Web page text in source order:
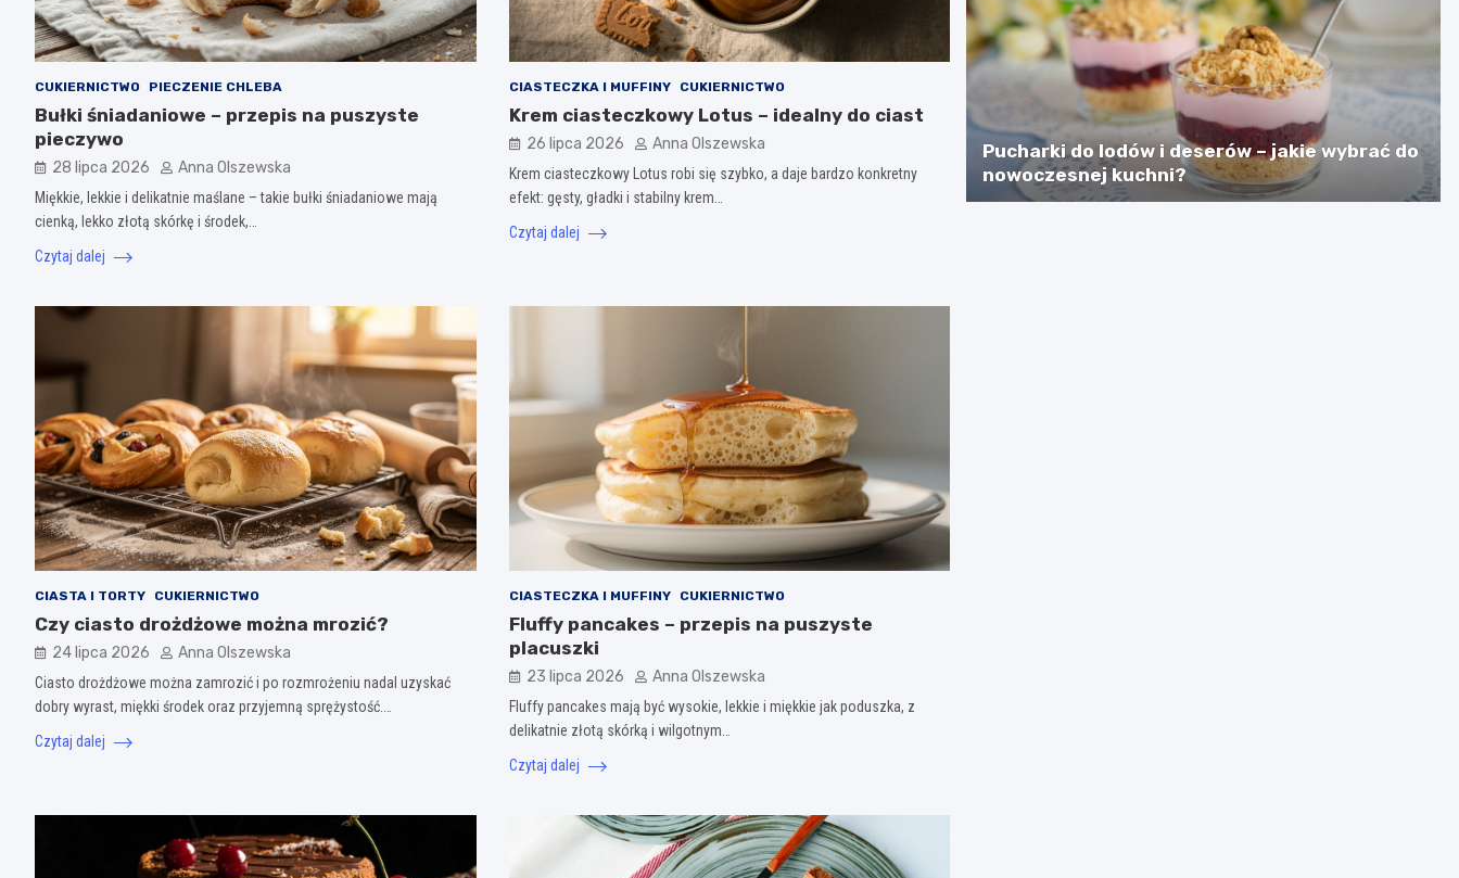
CUKIERNICTWO PIECZENIE CHLEBA
Bułki śniadaniowe – przepis na puszyste
pieczywo
28 lipca 2026 Anna Olszewska
Miękkie, lekkie i delikatnie maślane – takie bułki śniadaniowe mają
cienką, lekko złotą skórkę i środek,…
Czytaj dalej
CIASTECZKA I MUFFINY CUKIERNICTWO
Krem ciasteczkowy Lotus – idealny do ciast
26 lipca 2026 Anna Olszewska
Krem ciasteczkowy Lotus robi się szybko, a daje bardzo konkretny
efekt: gęsty, gładki i stabilny krem…
Czytaj dalej
CIASTA I TORTY CUKIERNICTWO
Czy ciasto drożdżowe można mrozić?
24 lipca 2026 Anna Olszewska
Ciasto drożdżowe można zamrozić i po rozmrożeniu nadal uzyskać
dobry wyrast, miękki środek oraz przyjemną sprężystość.…
Czytaj dalej
CIASTECZKA I MUFFINY CUKIERNICTWO
Fluffy pancakes – przepis na puszyste
placuszki
23 lipca 2026 Anna Olszewska
Fluffy pancakes mają być wysokie, lekkie i miękkie jak poduszka, z
delikatnie złotą skórką i wilgotnym…
Czytaj dalej
Pucharki do lodów i deserów – jakie wybrać do
nowoczesnej kuchni?